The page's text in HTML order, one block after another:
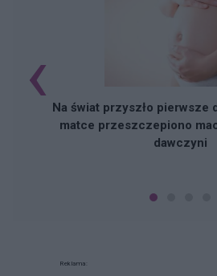
Na świat przyszło pierwsze
matce przeszczepiono
dawczyni
‹
Reklama: